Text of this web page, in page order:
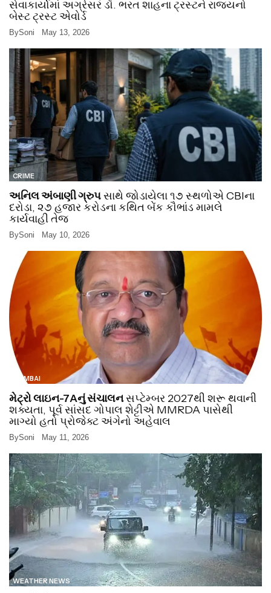
સેવાકાર્યોમાં અગ્રેસર ડૉ. ભરત શાહના ટ્રસ્ટને રાજ્યનો
બેસ્ટ ટ્રસ્ટ એવોર્ડ
BySoni May 13, 2026
CRIME
અનિલ અંબાણી ગ્રુપસાથે જોડાયેલા ૧૭ સ્થળોએ CBIના
દરોડા, ૨૭ હજાર કરોડના કથિત બેંક કૌભાંડ મામલે
કાર્યવાહી તેજ
BySoni May 10, 2026
MUMBAI
મેટ્રો લાઇન-7Aનું સંચાલનસપ્ટેમ્બર 2027થી શરૂ થવાની
શક્યતા, પૂર્વ સાંસદ ગોપાલ શેટ્ટીએ MMRDA પાસેથી
માગ્યો હતો પ્રોજેક્ટ અંગેનો અહેવાલ
BySoni May 11, 2026
WEATHER NEWS